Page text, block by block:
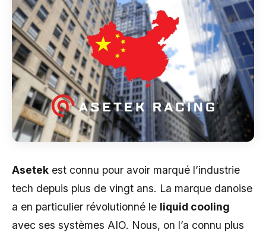
Asetek est connu pour avoir marqué l’industrie
tech depuis plus de vingt ans. La marque danoise
a en particulier révolutionné le liquid cooling
avec ses systèmes AIO. Nous, on l’a connu plus